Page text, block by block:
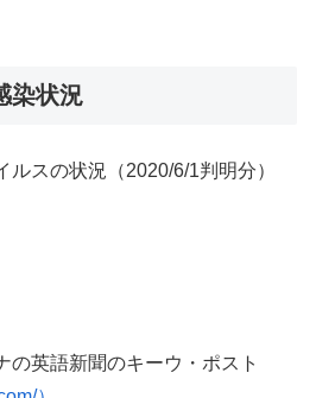
染状況
ルスの状況（2020/6/1判明分）
の英語新聞のキーウ・ポスト